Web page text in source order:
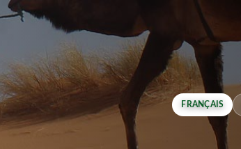
FRANÇAIS